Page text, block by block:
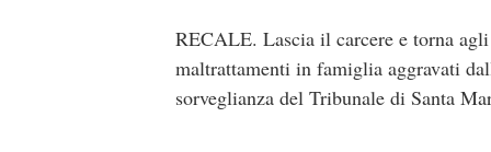
RECALE. Lascia il carcere e torna
maltrattamenti in famiglia aggravati
sorveglianza del Tribunale di Santa